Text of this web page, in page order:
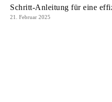
Schritt-Anleitung für eine
21. Februar 2025